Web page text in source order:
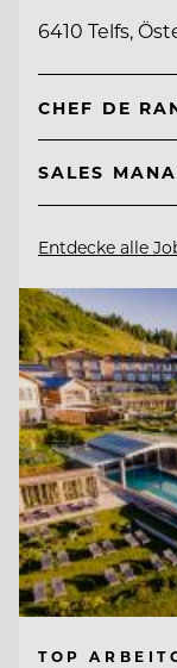
6410 Telfs,
CHEF DE
SALES
Entdecke alle
TOP